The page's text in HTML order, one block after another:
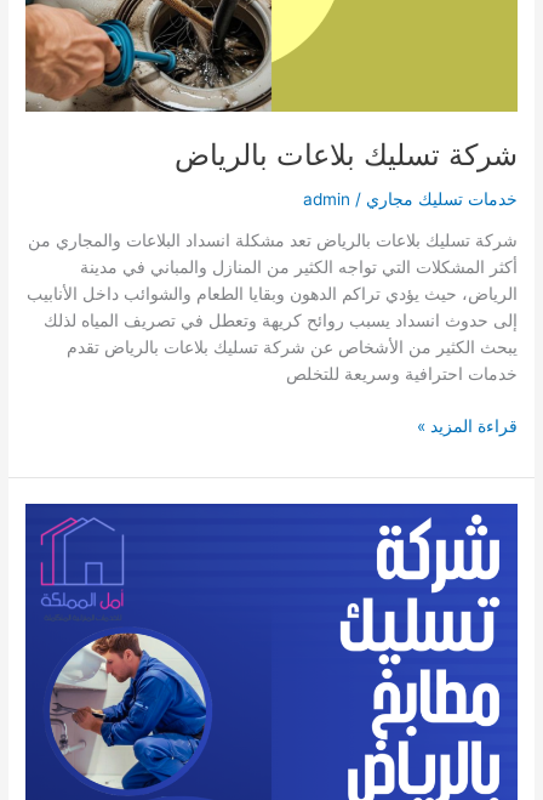
شركة تسليك بلاعات بالرياض
خدمات تسليك مجاري /
admin
شركة تسليك بلاعات بالرياض تعد مشكلة انسداد البلاعات والمجاري من
أكثر المشكلات التي تواجه الكثير من المنازل والمباني في مدينة
الرياض، حيث يؤدي تراكم الدهون وبقايا الطعام والشوائب داخل الأنابيب
إلى حدوث انسداد يسبب روائح كريهة وتعطل في تصريف المياه لذلك
يبحث الكثير من الأشخاص عن شركة تسليك بلاعات بالرياض تقدم
خدمات احترافية وسريعة للتخلص
شركة
بلاعات
بالرياض
قراءة المزيد »